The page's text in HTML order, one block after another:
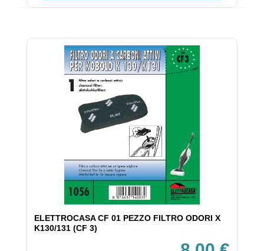
ELETTROCASA CF 01 PEZZO FILTRO ODORI X
K130/131 (CF 3)